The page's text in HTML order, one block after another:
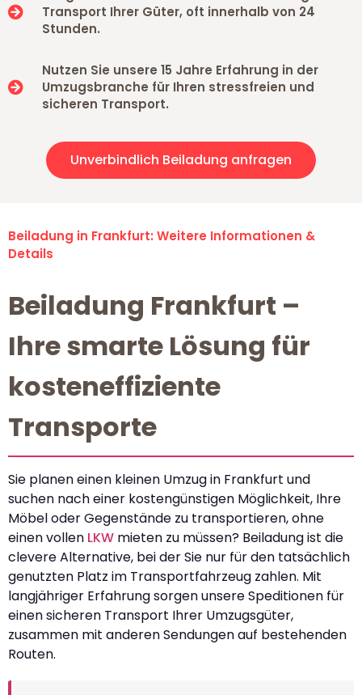
Transport Ihrer Güter, oft innerhalb von 24
Stunden.
Nutzen Sie unsere 15 Jahre Erfahrung in der
Umzugsbranche für Ihren stressfreien und
sicheren Transport.
Unverbindlich Beiladung anfragen
Beiladung in Frankfurt: Weitere Informationen &
Details
Beiladung Frankfurt –
Ihre smarte Lösung für
kosteneffiziente
Transporte
Sie planen einen kleinen Umzug in Frankfurt und
suchen nach einer kostengünstigen Möglichkeit, Ihre
Möbel oder Gegenstände zu transportieren, ohne
einen vollen LKW mieten zu müssen? Beiladung ist die
clevere Alternative, bei der Sie nur für den tatsächlich
genutzten Platz im Transportfahrzeug zahlen. Mit
langjähriger Erfahrung sorgen unsere Speditionen für
einen sicheren Transport Ihrer Umzugsgüter,
zusammen mit anderen Sendungen auf bestehenden
Routen.